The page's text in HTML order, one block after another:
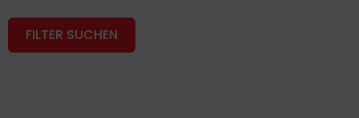
FILTER SUCHEN